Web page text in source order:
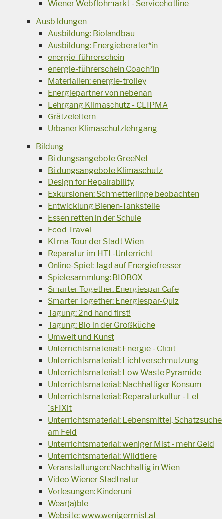
Wiener Webflohmarkt - Servicehotline
Ausbildungen
Ausbildung: Biolandbau
Ausbildung: Energieberater*in
energie-führerschein
energie-führerschein Coach*in
Materialien: energie-trolley
Energiepartner von nebenan
Lehrgang Klimaschutz - CLIPMA
Grätzeleltern
Urbaner Klimaschutzlehrgang
Bildung
Bildungsangebote GreeNet
Bildungsangebote Klimaschutz
Design for Repairability
Exkursionen: Schmetterlinge beobachten
Entwicklung Bienen-Tankstelle
Essen retten in der Schule
Food Travel
Klima-Tour der Stadt Wien
Reparatur im HTL-Unterricht
Online-Spiel: Jagd auf Energiefresser
Spielesammlung: BIOBOX
Smarter Together: Energiespar Cafe
Smarter Together: Energiespar-Quiz
Tagung: 2nd hand first!
Tagung: Bio in der Großküche
Umwelt und Kunst
Unterrichtsmaterial: Energie - Clipit
Unterrichtsmaterial: Lichtverschmutzung
Unterrichtsmaterial: Low Waste Pyramide
Unterrichtsmaterial: Nachhaltiger Konsum
Unterrichtsmaterial: Reparaturkultur - Let
´sFIXit
Unterrichtsmaterial: Lebensmittel, Schatzsuche
am Feld
Unterrichtsmaterial: weniger Mist - mehr Geld
Unterrichtsmaterial: Wildtiere
Veranstaltungen: Nachhaltig in Wien
Video Wiener Stadtnatur
Vorlesungen: Kinderuni
Wear(a)ble
Website: www.wenigermist.at